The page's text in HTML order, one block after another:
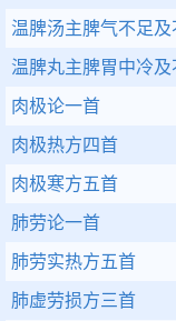
温脾汤主脾气不足
温脾丸主脾胃中冷
肉极论一首
肉极热方四首
肉极寒方五首
肺劳论一首
肺劳实热方五首
肺虚劳损方三首